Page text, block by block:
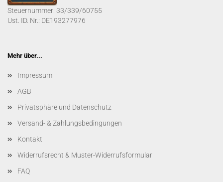
Steuernummer: 33/339/60755
Ust. ID. Nr.: DE193277976
Mehr über...
Impressum
AGB
Privatsphäre und Datenschutz
Versand- & Zahlungsbedingungen
Kontakt
Widerrufsrecht & Muster-Widerrufsformular
FAQ